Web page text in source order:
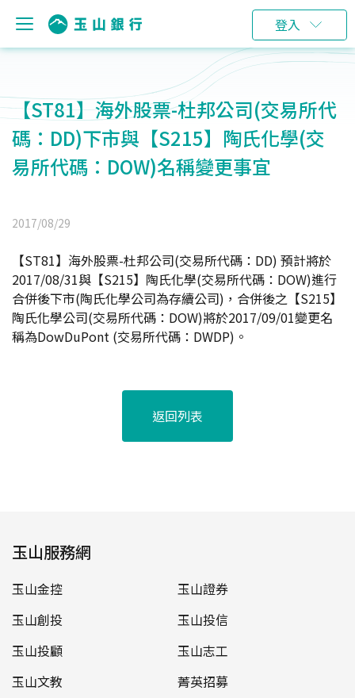
登入
【ST81】海外股票-杜邦公司(交易所代
碼：DD)下市與【S215】陶氏化學(交
易所代碼：DOW)名稱變更事宜
2017/08/29
【ST81】海外股票-杜邦公司(交易所代碼：DD) 預計將於
2017/08/31與【S215】陶氏化學(交易所代碼：DOW)進行
合併後下市(陶氏化學公司為存續公司)，合併後之【S215】
陶氏化學公司(交易所代碼：DOW)將於2017/09/01變更名
稱為DowDuPont (交易所代碼：DWDP)。
返回列表
玉山服務網
玉山金控
玉山證券
玉山創投
玉山投信
玉山投顧
玉山志工
玉山文教
菁英招募